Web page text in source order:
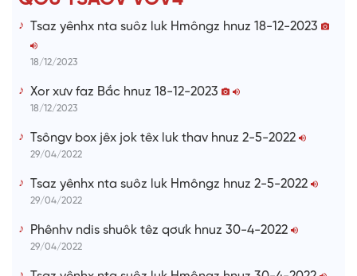
Tsaz yênhx nta suôz luk Hmôngz hnuz 18-12-2023
18/12/2023
Xor xưv faz Bắc hnuz 18-12-2023
18/12/2023
Tsôngv box jêx jok têx luk thav hnuz 2-5-2022
29/04/2022
Tsaz yênhx nta suôz luk Hmôngz hnuz 2-5-2022
29/04/2022
Phênhv ndis shuôk têz qơưk hnuz 30-4-2022
29/04/2022